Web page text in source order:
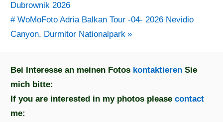
Beitragsnavigation
Beitrag:
Dubrownik 2026
Nächster
Beitrag:
# WoMoFoto Adria Balkan Tour -04- 2026 Nevidio
Canyon, Durmitor Nationalpark
Bei Interesse an meinen Fotos kontaktieren Sie
mich bitte:
If you are interested in my photos pleasecontact
me: